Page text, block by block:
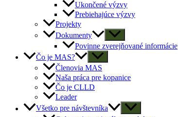
Ukončené výzvy
Prebiehajúce výzvy
Projekty
Dokumenty
Povinne zverejňované informácie
Čo je MAS?
Členovia MAS
Naša práca pre kopanice
Čo je CLLD
Leader
Všetko pre návštevníka